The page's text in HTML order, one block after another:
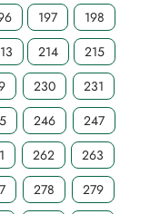
197
198
214
215
230
231
246
247
262
263
278
279